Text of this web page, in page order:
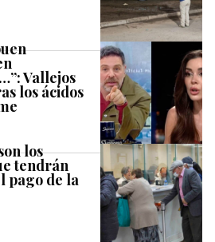
Vallejos
los ácidos
los
tendrán
pago de la